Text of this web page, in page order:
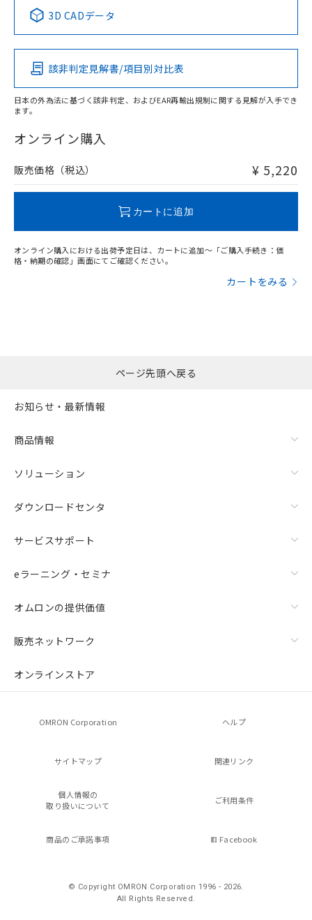
Pb Hg Cd Cr(VI)
O
在庫等で未対応品が混在する可能性があります。
問い合わせください。
この製品の規格認証/適合状況ページへ
その他の認証はこちらのページからご検索ください
3D CADデータ
該非判定見解書/項目別対比表
日本の外為法に基づく該非判定、およびEAR再輸出規制に関する見解が入手でき
ます。
オンライン購入
販売価格（税込） ¥ 5,220
カートに追加
オンライン購入における出荷予定日は、カートに追加～「ご購入手続き：価
格・納期の確認」画面にてご確認ください。
カートをみる
ページ先頭へ戻る
お知らせ・最新情報
商品情報
ソリューション
ダウンロードセンタ
サービスサポート
eラーニング・セミナ
オムロンの提供価値
販売ネットワーク
オンラインストア
OMRON Corporation ヘルプ
サイトマップ 関連リンク
個人情報の
取り扱いについて
ご利用条件
商品のご承諾事項 Facebook
© Copyright OMRON Corporation 1996 - 2026.
All Rights Reserved.